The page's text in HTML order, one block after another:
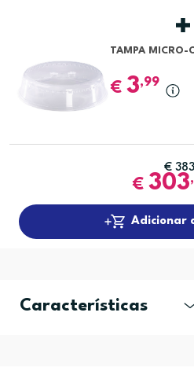
TAMPA MICRO-
€ 3,99
€ 383
€ 303
Adicionar
Características